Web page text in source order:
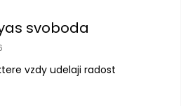
svoboda
obchodu je 5 z 5 hvězdiček.
vzdy udelaji radost